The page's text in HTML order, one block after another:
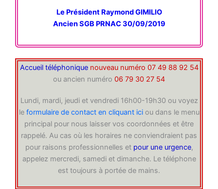
Le Président Raymond GIMILIO
Ancien SGB PRNAC 30/09/2019
Accueil téléphonique nouveau numéro 07 49 88 92 54
ou ancien numéro 06 79 30 27 54
Lundi, mardi, jeudi et vendredi 16h00-19h30 ou voyez
le formulaire de contact en cliquant iciou dans le menu
principal pour nous laisser vos coordonnées et être
rappelé. Au cas où les horaires ne conviendraient pas
pour raisons professionnelles et pour une urgence,
appelez mercredi, samedi et dimanche. Le téléphone
est toujours à portée de mains.